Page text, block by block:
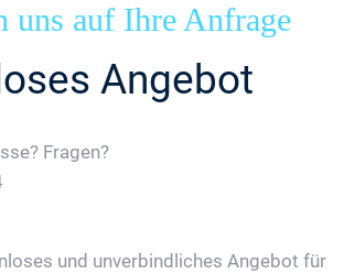
uns auf Ihre Anfrage
Angebot
Fragen?
und unverbindliches Angebot für